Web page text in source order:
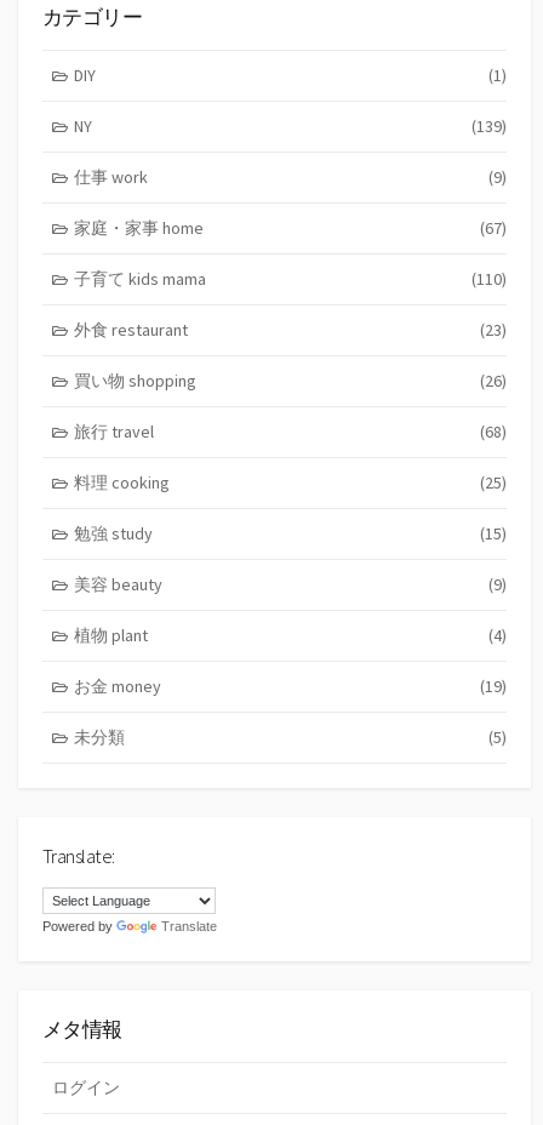
カテゴリー
DIY (1)
NY (139)
仕事 work (9)
家庭・家事 home (67)
子育て kids mama (110)
外食 restaurant (23)
買い物 shopping (26)
旅行 travel (68)
料理 cooking (25)
勉強 study (15)
美容 beauty (9)
植物 plant (4)
お金 money (19)
未分類 (5)
Translate:
Powered by Translate
メタ情報
ログイン